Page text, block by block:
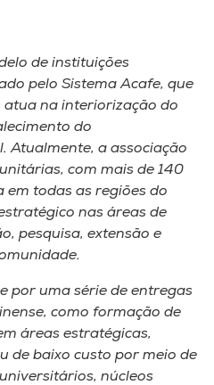
de instituições
pelo Sistema Acafe, que
atua na interiorização do
do
Atualmente, a associação
com mais de 140
em todas as regiões do
nas áreas de
pesquisa, extensão e
por uma série de entregas
como formação de
áreas estratégicas,
de baixo custo por meio de
núcleos